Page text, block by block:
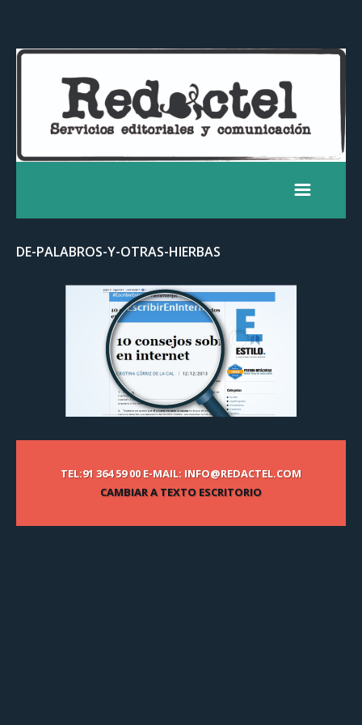
DE-PALABROS-Y-OTRAS-HIERBAS
TEL:91 364 59 00 E-MAIL: INFO@REDACTEL.COM
CAMBIAR A TEXTO ESCRITORIO